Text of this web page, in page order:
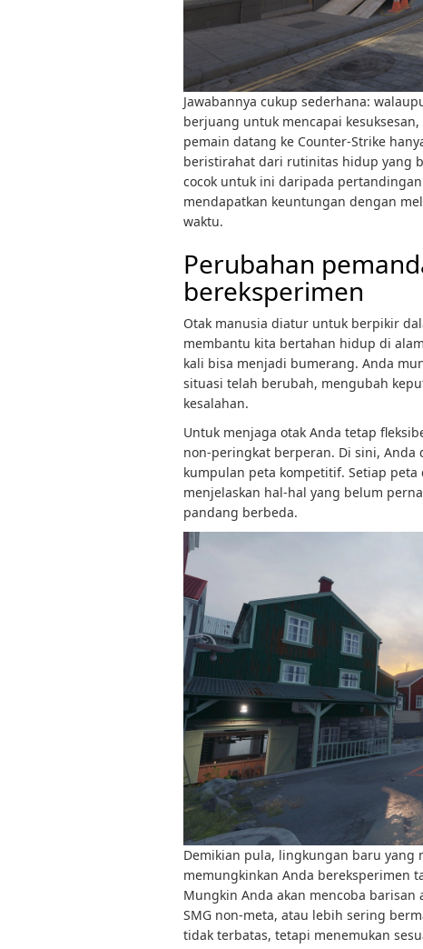
Jawabannya cukup sederhana:
berjuang untuk mencapai
pemain datang ke Counter-Strike
beristirahat dari rutinitas hidup yang
cocok untuk ini daripada
mendapatkan keuntungan dengan
waktu.
Perubahan
bereksperimen
Otak manusia diatur untuk berpikir
membantu kita bertahan hidup di
kali bisa menjadi bumerang. Anda
situasi telah berubah, mengubah
kesalahan.
Untuk menjaga otak Anda tetap
non-peringkat berperan. Di sini,
kumpulan peta kompetitif. Setiap
menjelaskan hal-hal yang belum
pandang berbeda.
Demikian pula, lingkungan baru yang
memungkinkan Anda bereksperimen
Mungkin Anda akan mencoba
SMG non-meta, atau lebih sering
tidak terbatas, tetapi menemukan